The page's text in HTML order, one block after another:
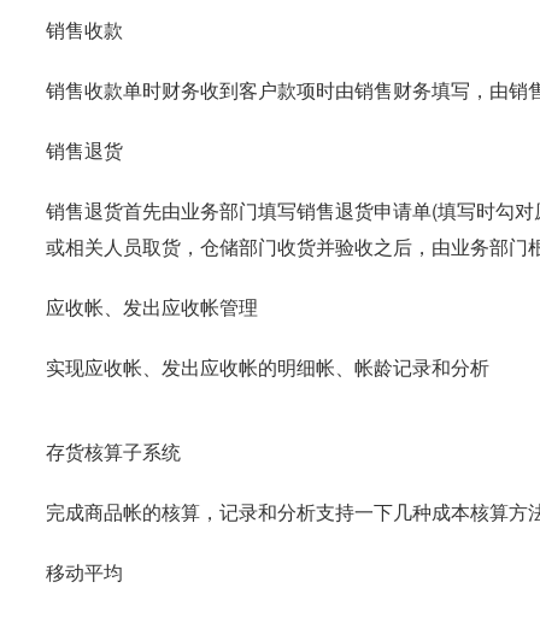
销售收款
销售收款单时财务收到客户款项时由销售财务填写，由
销售退货
销售退货首先由业务部门填写销售退货申请单(填写时勾
或相关人员取货，仓储部门收货并验收之后，由业务部
应收帐、发出应收帐管理
实现应收帐、发出应收帐的明细帐、帐龄记录和分析
存货核算子系统
完成商品帐的核算，记录和分析支持一下几种成本核算方
移动平均